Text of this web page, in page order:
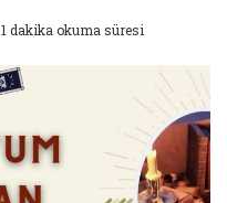
1 dakika okuma süresi